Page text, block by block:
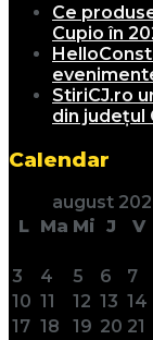
Ce
Cupio în
StiriCJ.ro
din județul
Calendar
august
L Ma Mi J V
3
4 5 6 7
10 11 12 13 14
17 18 19 20 21